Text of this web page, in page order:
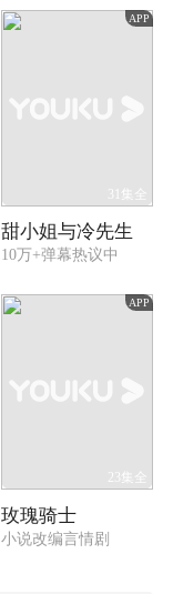
APP
31集全
甜小姐与冷先生
10万+弹幕热议中
APP
23集全
玫瑰骑士
小说改编言情剧